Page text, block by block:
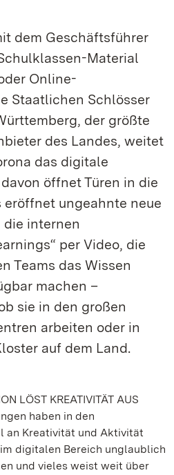
dem Geschäftsführer
Material
Online-
Staatlichen Schlösser
der größte
des Landes, weitet
das digitale
öffnet Türen in die
ungeahnte neue
die internen
per Video, die
Teams das Wissen
machen –
sie in den großen
arbeiten oder in
auf dem Land.
LÖST KREATIVITÄT AUS
haben in den
an Kreativität und Aktivität
digitalen Bereich unglaublich
und vieles weist weit über